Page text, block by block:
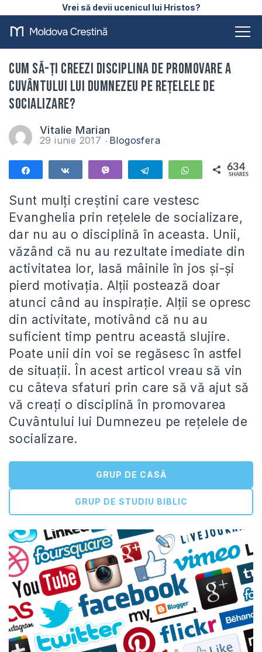
Vrei să devii ucenicul lui Hristos?
Cum să-ți creezi disciplina de promovare a
Cuvântului lui Dumnezeu pe rețelele de
socializare?
Vitalie Marian
29 iunie 2017 Blogosfera
Telegram WhatsApp
634
SHARES
Sunt mulți creștini care vestesc
Evanghelia prin rețelele de socializare,
dar nu au o disciplină în aceasta. Unii,
văzând că nu au rezultate imediate din
activitatea lor, lasă mâinile în jos și-și
pierd motivația. Alții postează doar
atunci când au inspirație. Alții se opresc
din activitate, motivând că nu au
suficient timp pentru această slujire.
Poate unii din voi se regăsesc în astfel
de situații. În acest articol vreau să vin
cu câteva sfaturi prin care să vă ajut să
vă creați o disciplină în promovarea
Cuvântului lui Dumnezeu pe rețelele de
socializare.
GRUP DE CASĂ
GRUP DE STUDIU BIBLIC